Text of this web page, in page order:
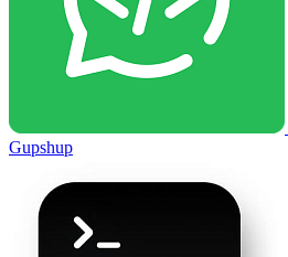
Gupshup